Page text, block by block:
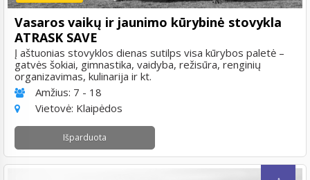
Vasaros vaikų ir jaunimo kūrybinė stovykla
ATRASK SAVE
Į aštuonias stovyklos dienas sutilps visa kūrybos paletė –
gatvės šokiai, gimnastika, vaidyba, režisūra, renginių
organizavimas, kulinarija ir kt.
Amžius: 7 - 18
Vietovė: Klaipėdos
Išparduota